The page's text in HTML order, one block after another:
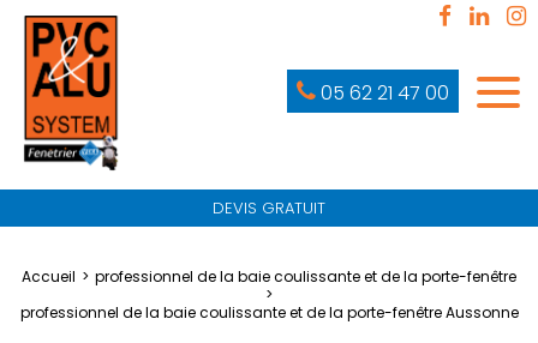
05 62 21 47 00
DEVIS GRATUIT
Accueil
professionnel de la baie coulissante et de la porte-fenêtre
professionnel de la baie coulissante et de la porte-fenêtre Aussonne